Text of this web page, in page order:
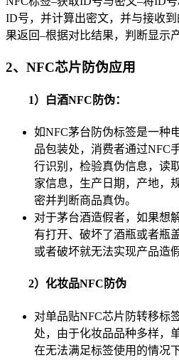
ID号，并计算出密文，并与接收
果返回–根据对比结果，判断显示
2、NFC芯片防伪应用
1）白酒NFC防伪：
如NFC茅台防伪标签是一种
品包装处，消费者通过NFC
行识别，检验真伪信息，读
家信息，生产日期，产地，
密并判断商品真伪。
对于茅台酒造假者，如果想
有打开、破坏了酒瓶或者瓶
或者破坏就无法实现产品造假
2）化妆品NFC防伪
对单品贴NFC芯片防转移标
处，由于化妆品品种多样，
在无法满足标签使用的情况